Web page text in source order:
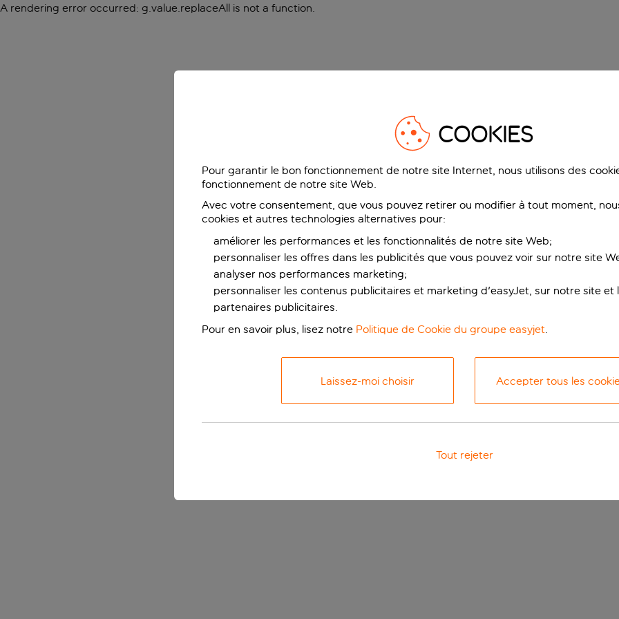
A rendering error occurred: g.value.replaceAll is not a function.
COOKIES
Pour garantir le bon fonctionnement de notre site Internet, nous utilisons des
fonctionnement de notre site Web.
Avec votre consentement, que vous pouvez retirer ou modifier à tout moment,
cookies et autres technologies alternatives pour:
améliorer les performances et les fonctionnalités de notre site Web;
personnaliser les offres dans les publicités que vous pouvez voir sur notre site
analyser nos performances marketing;
personnaliser les contenus publicitaires et marketing d'easyJet, sur notre site et
partenaires publicitaires.
Pour en savoir plus, lisez notre Politique de Cookie du groupe easyjet.
Laissez-moi choisir Accepter tous les
Tout rejeter